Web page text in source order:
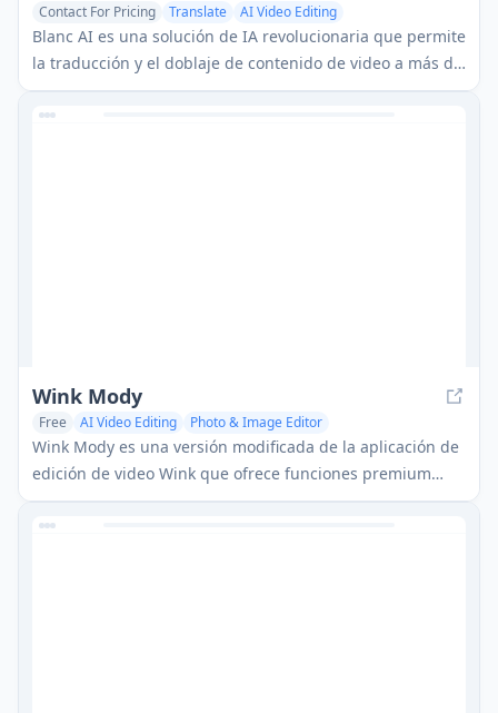
Contact For Pricing Translate AI Video Editing
Blanc AI es una solución de IA revolucionaria que permite
la traducción y el doblaje de contenido de video a más de
47 idiomas mientras preserva la voz original, las
emociones y la sincronización de labios.
Wink Mody
Free AI Video Editing Photo & Image Editor
Wink Mody es una versión modificada de la aplicación de
edición de video Wink que ofrece funciones premium
como retoque impulsado por IA, exportaciones en 4K y
edición sin marcas de agua completamente gratis.